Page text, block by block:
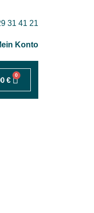
31 41 21
Konto
€
0